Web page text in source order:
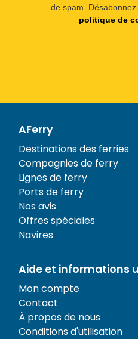
de spam.
politique de
AFerry
Destinations des ferries
Compagnies de ferry
Lignes de ferry
Ports de ferry
Nos avis
Offres spéciales
Navires
Aide et informations
Mon compte
Contact
À propos de nous
Conditions d'utilisation